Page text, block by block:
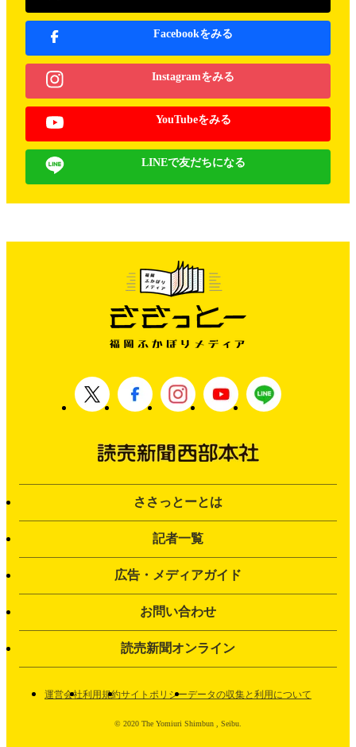
Facebookをみる
Instagramをみる
YouTubeをみる
LINEで友だちになる
ささっとーとは
記者一覧
広告・メディアガイド
お問い合わせ
読売新聞オンライン
運営会社利用規約サイトポリシーデータの収集と利用について
© 2020 The Yomiuri Shimbun , Seibu.